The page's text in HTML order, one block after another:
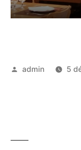
Posted
admin 5